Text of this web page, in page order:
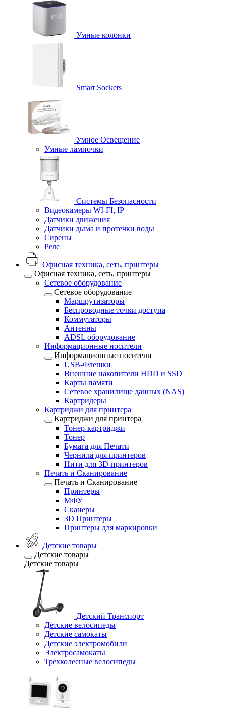
Умные колонки
Smart Sockets
Умное Освещение
Умные лампочки
Системы Безопасности
Видеокамеры WI-FI, IP
Датчики движения
Датчики дыма и протечки воды
Сирены
Реле
Офисная техника, cеть, принтеры
Офисная техника, cеть, принтеры
Сетевое оборудование
Сетевое оборудование
Маршрутизаторы
Беспроводные точки доступа
Коммутаторы
Антенны
ADSL оборудование
Информационные носители
Информационные носители
USB-Флешки
Внешние накопители HDD и SSD
Карты памяти
Сетевое хранилище данных (NAS)
Картридеры
Картриджи для принтера
Картриджи для принтера
Тонер-картриджи
Тонер
Бумага для Печати
Чернила для принтеров
Нити для 3D-принтеров
Печать и Сканирование
Печать и Сканирование
Принтеры
МФУ
Сканеры
3D Принтеры
Принтеры для маркировки
Детские товары
Детские товары
Детские товары
Детский Транспорт
Детские велосипеды
Детские самокаты
Детские электромобили
Электросамокаты
Трехколесные велосипеды